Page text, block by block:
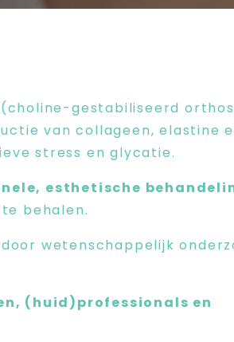
(choline-gestabiliseerd
van collageen, elastine
stress en glycatie.
esthetische
behalen.
wetenschappelijk
(huid)professionals en